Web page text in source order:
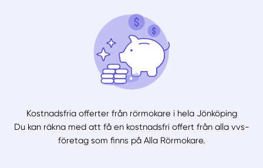
Kostnadsfria offerter från rörmokare i hela Jönköping
Du kan räkna med att få en kostnadsfri offert från alla vvs-
företag som finns på Alla Rörmokare.